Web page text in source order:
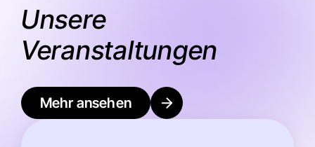
Unsere
Veranstaltungen
Mehr ansehen